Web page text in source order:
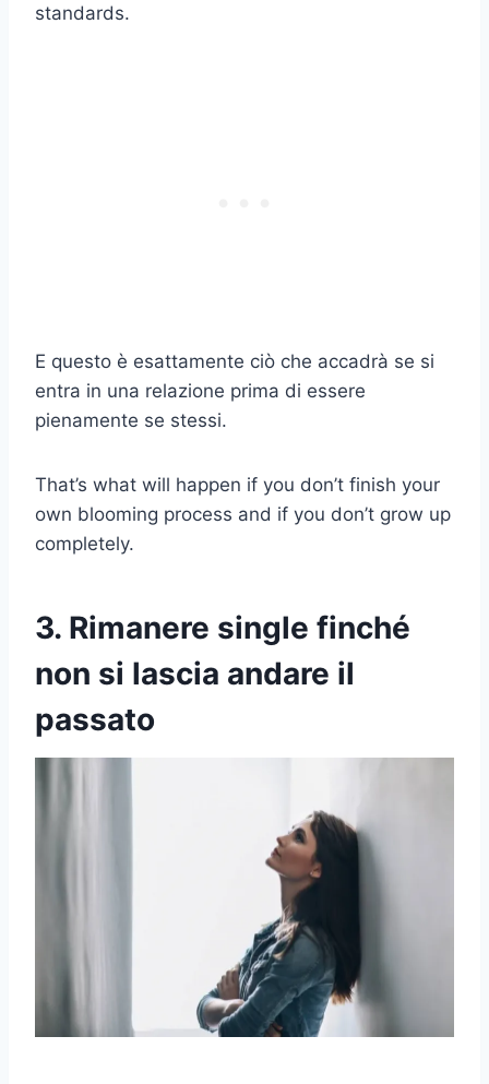
standards.
E questo è esattamente ciò che accadrà se si
entra in una relazione prima di essere
pienamente se stessi.
That’s what will happen if you don’t finish your
own blooming process and if you don’t grow up
completely.
3. Rimanere single finché
non si lascia andare il
passato